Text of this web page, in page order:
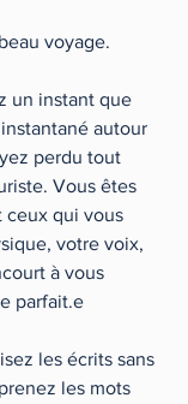
voyage.
un instant que
autour
perdu tout
Vous êtes
ceux qui vous
votre voix,
à vous
parfait.e
les écrits sans
les mots